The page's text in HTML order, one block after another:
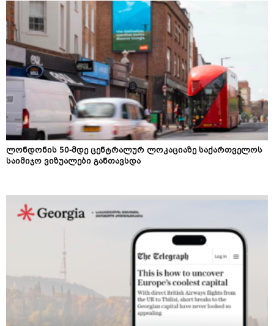
ლონდონის 50-მდე ცენტრალურ ლოკაციაზე საქართველოს
საიმიჯო ვიზუალები განთავსდა